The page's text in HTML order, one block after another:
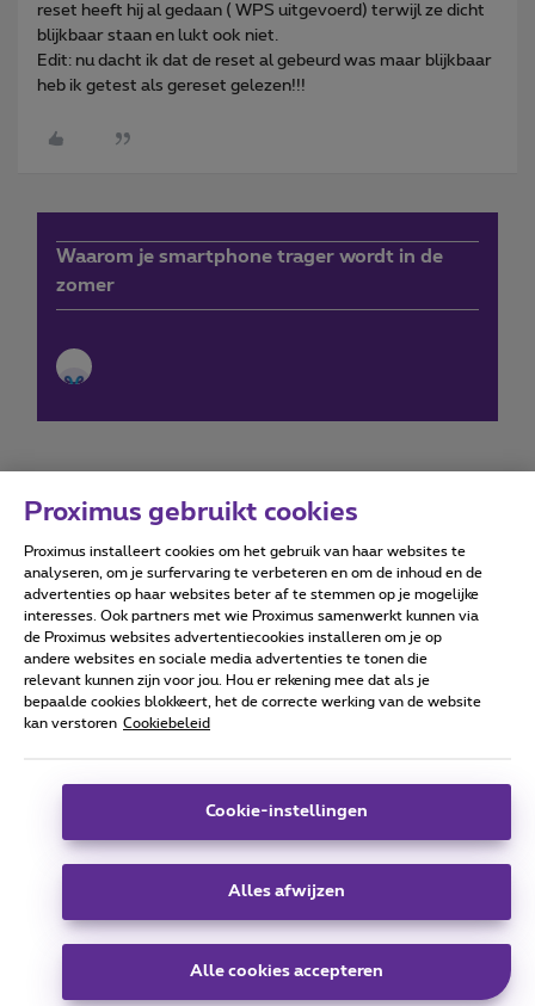
reset heeft hij al gedaan ( WPS uitgevoerd) terwijl ze dicht
blijkbaar staan en lukt ook niet.
Edit: nu dacht ik dat de reset al gebeurd was maar blijkbaar
heb ik getest als gereset gelezen!!!
Waarom je smartphone trager wordt in de
zomer
Forumvoorwaarden Accessibility statement
Alle rechten voorbehouden. © Proximus
Algemene voorwaarden, consumenteninfo
Deze website is gecreëerd en wordt beheerd conform het
Koning Albert II-laan 27 - B-1030 Brussel.
Carrier & Wholesale Solutions
Telindus
|Sitemap
Proximus gebruikt cookies
Proximus installeert cookies om het gebruik van haar websites te
analyseren, om je surfervaring te verbeteren en om de inhoud en de
advertenties op haar websites beter af te stemmen op je mogelijke
interesses. Ook partners met wie Proximus samenwerkt kunnen via
de Proximus websites advertentiecookies installeren om je op
andere websites en sociale media advertenties te tonen die
relevant kunnen zijn voor jou. Hou er rekening mee dat als je
bepaalde cookies blokkeert, het de correcte werking van de website
kan verstoren Cookiebeleid
Cookie-instellingen
Alles afwijzen
Alle cookies accepteren